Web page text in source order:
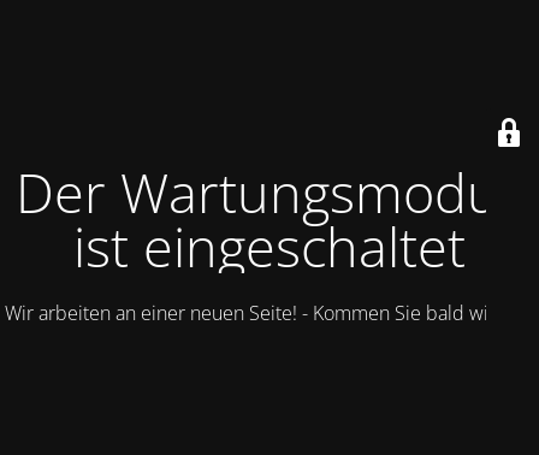
Der Wartungsmodus
ist eingeschaltet
Wir arbeiten an einer neuen Seite! - Kommen Sie bald wieder.